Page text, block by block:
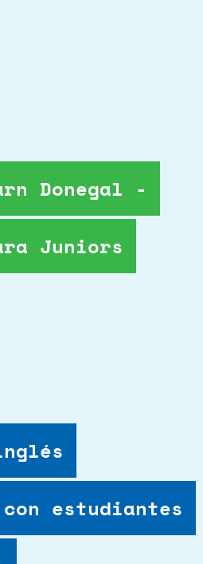
Donegal -
Juniors
estudiantes